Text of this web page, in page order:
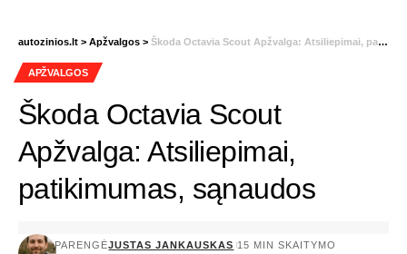
autozinios.lt > Apžvalgos > Škoda Octavia Scout Apžvalga: Atsiliepimai, patikimumas, sąnaudos
APŽVALGOS
Škoda Octavia Scout
Apžvalga: Atsiliepimai,
patikimumas, sąnaudos
PARENGĖJUSTAS JANKAUSKAS 15 MIN SKAITYMO